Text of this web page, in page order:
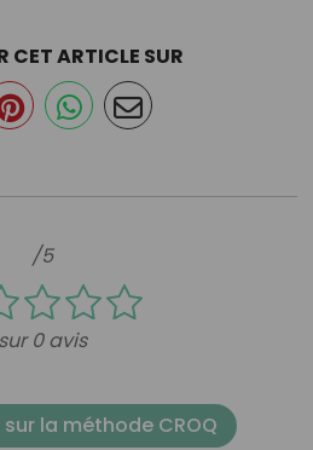
/5
sur 0 avis
CET ARTICLE SUR
la méthode CROQ